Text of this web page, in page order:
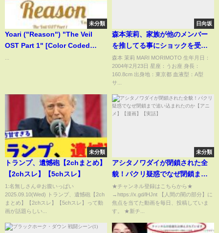
未分類
Yoari ("Reason") "The Veil
OST Part 1" [Color Coded
日向坂
森本茉莉、家族が他のメンバー
を推してる事にショックを受け
る..w【文字起こし】日向坂46
森本 茉莉 MARI MORIMOTO 生年月日：
2004年2月23日 星座：うお座 身長：
160.8cm 出身地：東京都 血液型：A型
サ...
未分類
トランプ、遺憾砲【2chまとめ】
【2chスレ】【5chスレ】
1:名無しさん＠お腹いっぱい
2025.09.10(Wed) トランプ、遺憾砲【2ch
まとめ】【2chスレ】【5chスレ】って動
画が話題らしい...
未分類
アシタノワダイが閉鎖された全
貌！パクリ疑惑でなぜ閉鎖まで
追い込まれたのか【アニメ】
【漫画】【実話】
★チャンネル登録はこちらから★
→https://x.gd/lHJnt 【人間の闇の部分】に
焦点を当てた動画を毎日、投稿していま
す。 ★新チ...